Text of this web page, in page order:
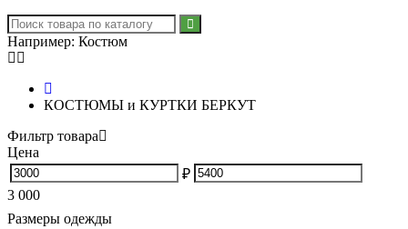
Например: Костюм
КОСТЮМЫ и КУРТКИ БЕРКУТ
Фильтр товара
Цена
₽
3 000
Размеры одежды